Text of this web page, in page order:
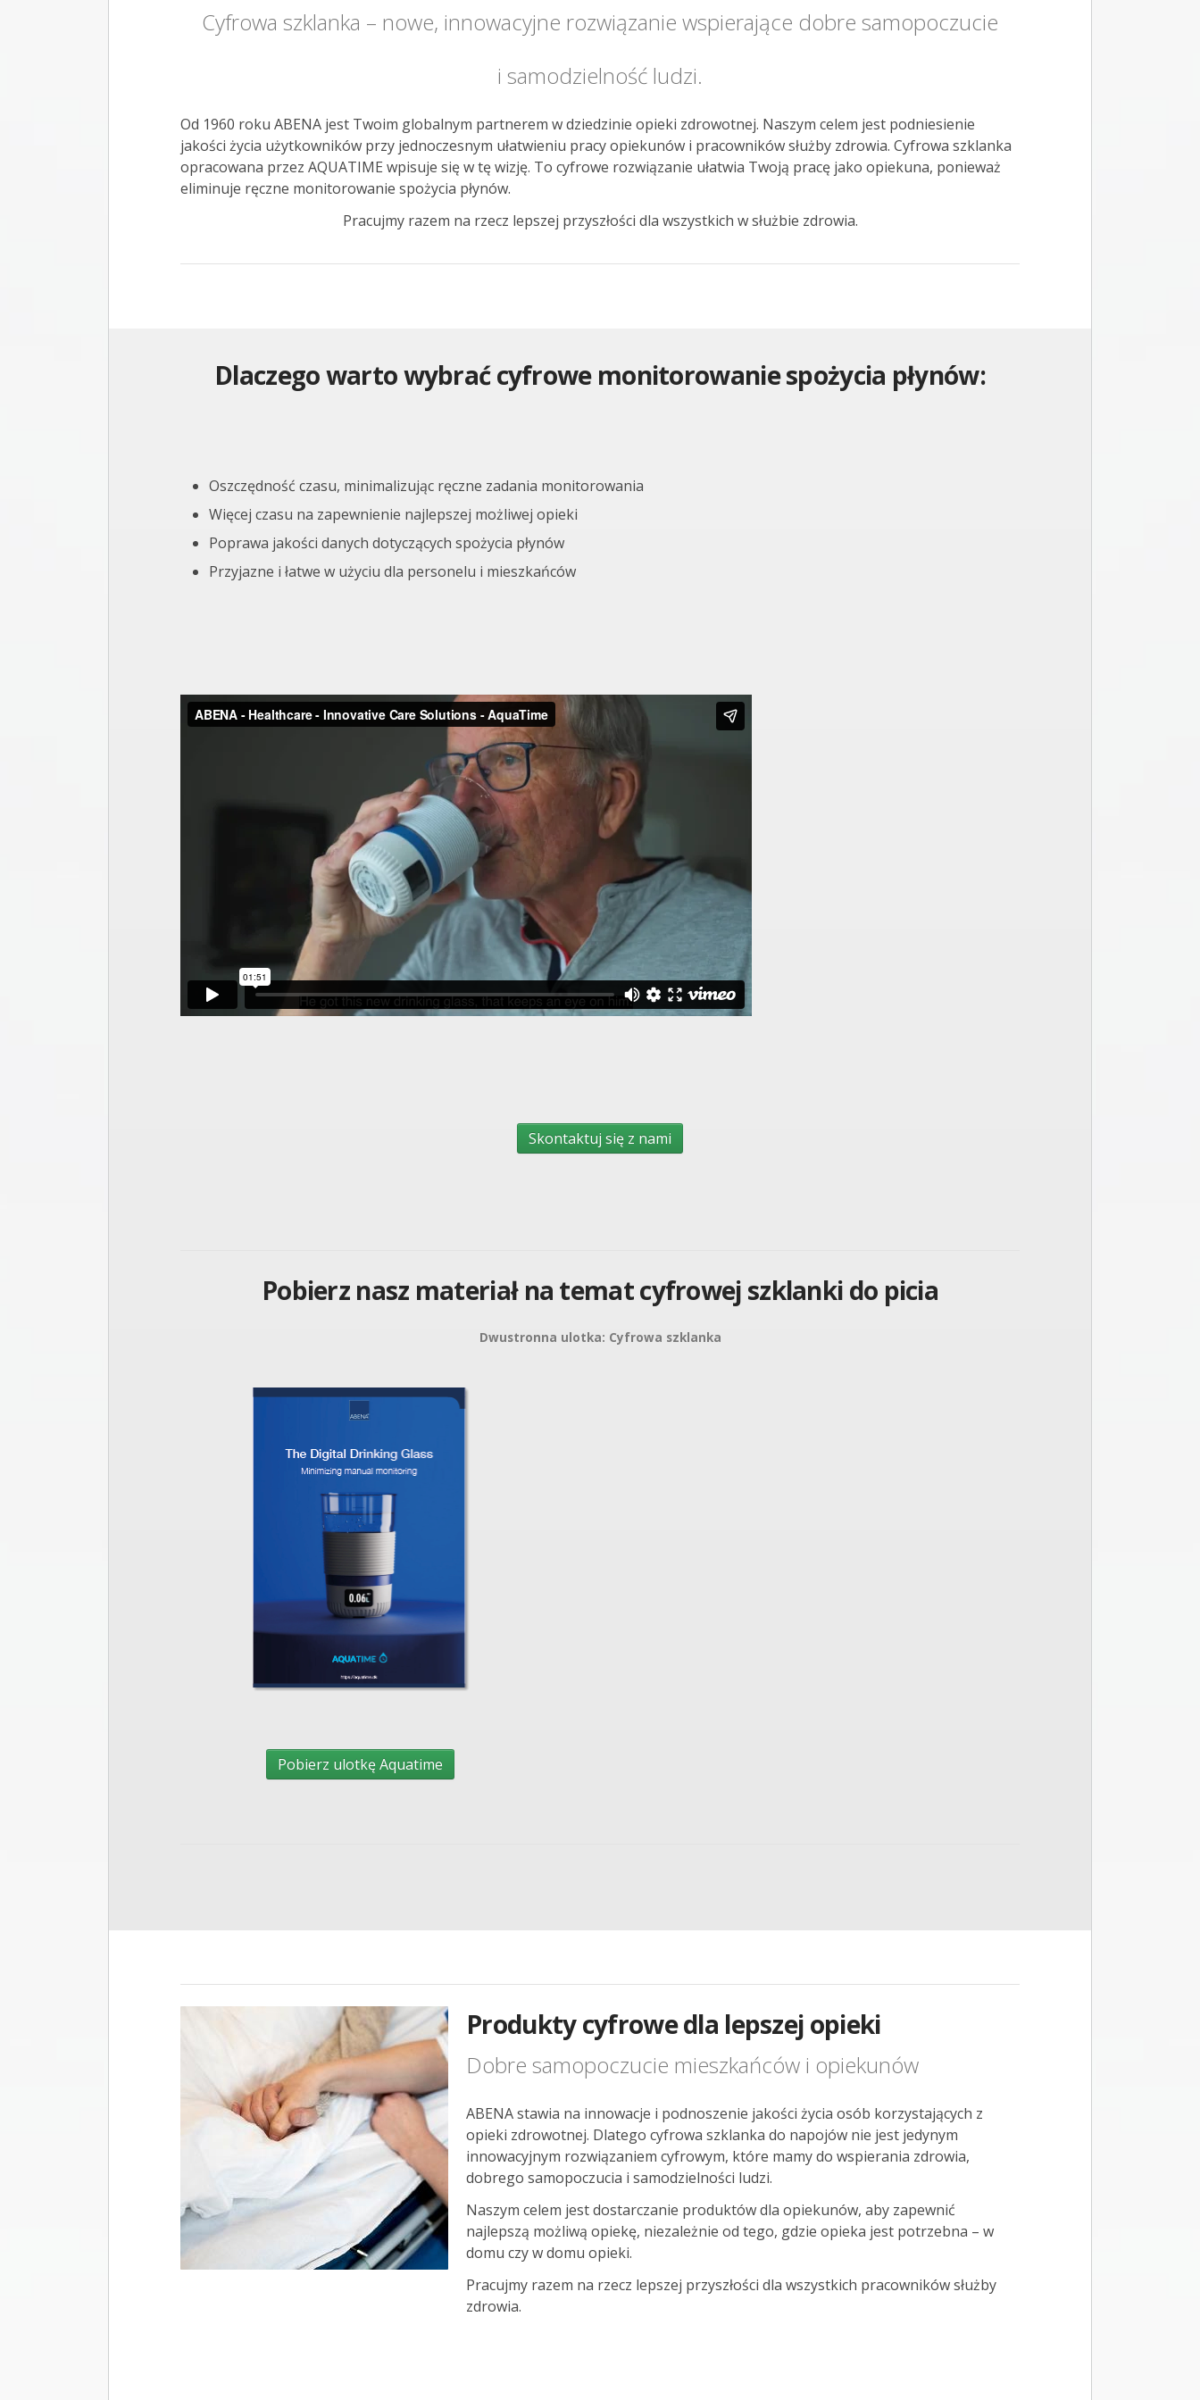
Cyfrowa szklanka – nowe, innowacyjne rozwiązanie wspierające dobre samopoczucie
i samodzielność ludzi.
Od 1960 roku ABENA jest Twoim globalnym partnerem w dziedzinie opieki zdrowotnej. Naszym celem jest podniesienie
jakości życia użytkowników przy jednoczesnym ułatwieniu pracy opiekunów i pracowników służby zdrowia. Cyfrowa szklanka
opracowana przez AQUATIME wpisuje się w tę wizję. To cyfrowe rozwiązanie ułatwia Twoją pracę jako opiekuna, ponieważ
eliminuje ręczne monitorowanie spożycia płynów.
Pracujmy razem na rzecz lepszej przyszłości dla wszystkich w służbie zdrowia.
Dlaczego warto wybrać cyfrowe monitorowanie spożycia płynów:
Oszczędność czasu, minimalizując ręczne zadania monitorowania
Więcej czasu na zapewnienie najlepszej możliwej opieki
Poprawa jakości danych dotyczących spożycia płynów
Przyjazne i łatwe w użyciu dla personelu i mieszkańców
Skontaktuj się z nami
Pobierz nasz materiał na temat cyfrowej szklanki do picia
Dwustronna ulotka: Cyfrowa szklanka
Pobierz ulotkę Aquatime
Produkty cyfrowe dla lepszej opieki
Dobre samopoczucie mieszkańców i opiekunów
ABENA stawia na innowacje i podnoszenie jakości życia osób korzystających z
opieki zdrowotnej. Dlatego cyfrowa szklanka do napojów nie jest jedynym
innowacyjnym rozwiązaniem cyfrowym, które mamy do wspierania zdrowia,
dobrego samopoczucia i samodzielności ludzi.
Naszym celem jest dostarczanie produktów dla opiekunów, aby zapewnić
najlepszą możliwą opiekę, niezależnie od tego, gdzie opieka jest potrzebna – w
domu czy w domu opieki.
Pracujmy razem na rzecz lepszej przyszłości dla wszystkich pracowników służby
zdrowia.